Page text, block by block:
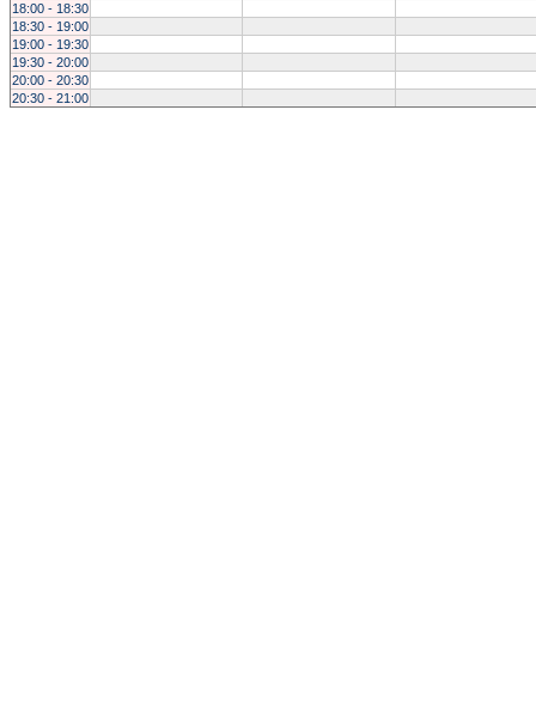
18:00 - 18:30
18:30 - 19:00
19:00 - 19:30
19:30 - 20:00
20:00 - 20:30
20:30 - 21:00